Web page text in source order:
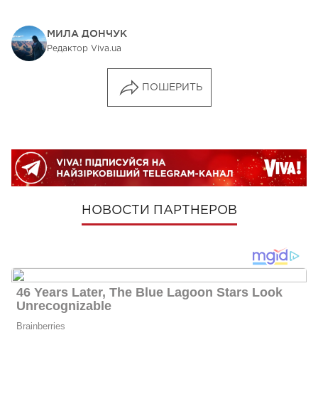
МИЛА ДОНЧУК
Редактор Viva.ua
ПОШЕРИТЬ
НОВОСТИ ПАРТНЕРОВ